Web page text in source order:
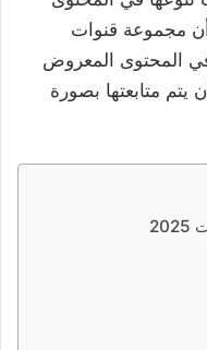
مجموعة قنوات
تختلف في المحتوى المعروض
متابعتها بصورة